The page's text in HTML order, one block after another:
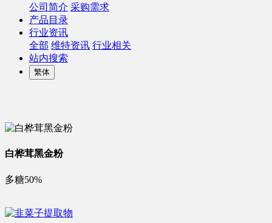
公司简介 采购需求
产品目录
行业资讯
全部 维特资讯 行业相关
站内搜索
繁体
白桦茸黑金粉
多糖50%